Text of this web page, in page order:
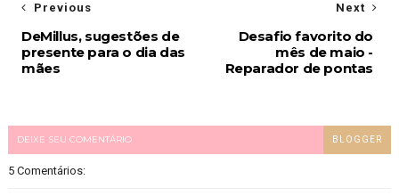
Next
Desafio favorito do
mês de maio -
Reparador de pontas
Previous
DeMillus, sugestões de
presente para o dia das
mães
DEIXE SEU COMENTÁRIO BLOGGER
5 Comentários: